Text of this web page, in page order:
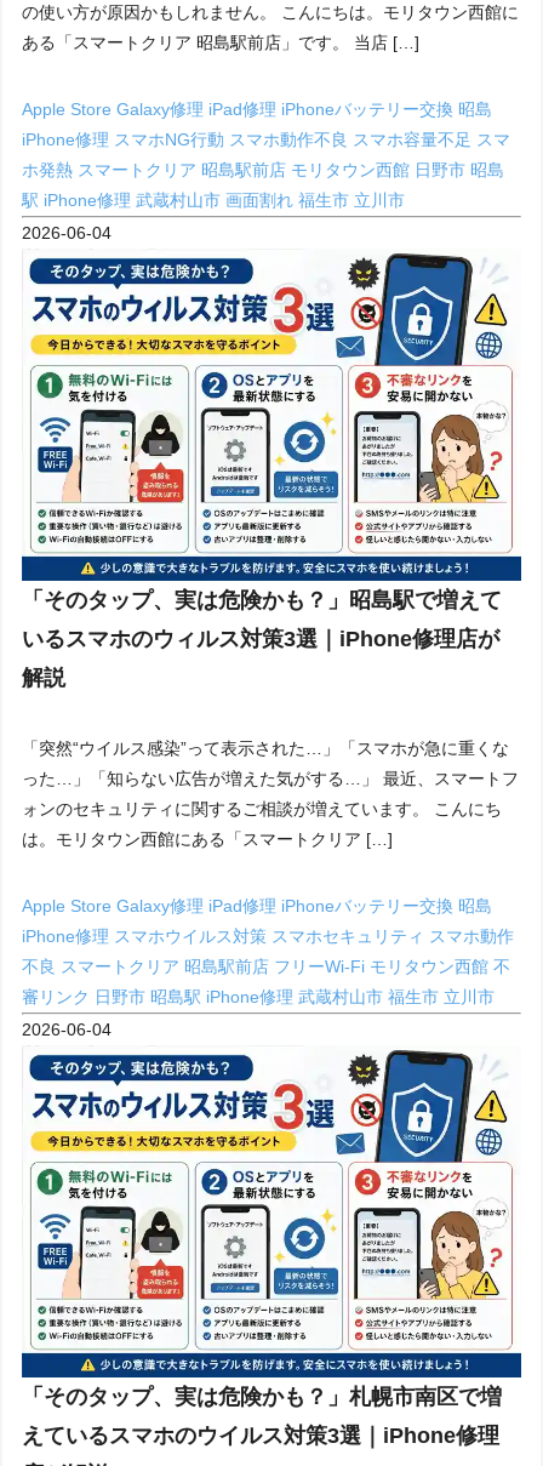
の使い方が原因かもしれません。 こんにちは。モリタウン西館に
ある「スマートクリア 昭島駅前店」です。 当店 […]
Apple StoreGalaxy修理 iPad修理 iPhoneバッテリー交換 昭島
iPhone修理 スマホNG行動 スマホ動作不良 スマホ容量不足 スマ
ホ発熱 スマートクリア 昭島駅前店 モリタウン西館 日野市 昭島
駅 iPhone修理武蔵村山市画面割れ福生市 立川市
2026-06-04
「そのタップ、実は危険かも？」昭島駅で増えて
いるスマホのウィルス対策3選｜iPhone修理店が
解説
「突然“ウイルス感染”って表示された…」「スマホが急に重くな
った…」「知らない広告が増えた気がする…」 最近、スマートフ
ォンのセキュリティに関するご相談が増えています。 こんにち
は。モリタウン西館にある「スマートクリア […]
Apple StoreGalaxy修理 iPad修理 iPhoneバッテリー交換 昭島
iPhone修理 スマホウイルス対策 スマホセキュリティ スマホ動作
不良 スマートクリア 昭島駅前店 フリーWi-Fi モリタウン西館不
審リンク 日野市 昭島駅 iPhone修理武蔵村山市福生市 立川市
2026-06-04
「そのタップ、実は危険かも？」札幌市南区で増
えているスマホのウイルス対策3選｜iPhone修理